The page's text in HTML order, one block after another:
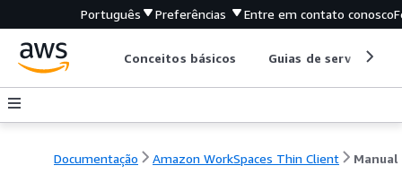
Português Preferências Entre em contato conosco
Conceitos básicos Guias de serviço
Documentação Amazon WorkSpaces Thin Client